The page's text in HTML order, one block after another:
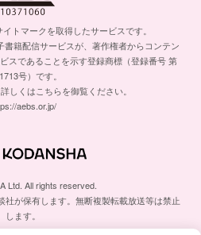
トマークを取得したサービスです。
籍配信サービスが、著作権者からコンテン
スであることを示す登録商標（登録番号 第
号）です。
しくはこちらを御覧ください。
aebs.or.jp/
Ltd. All rights reserved.
社が保有します。無断複製転載放送等は禁止
します。